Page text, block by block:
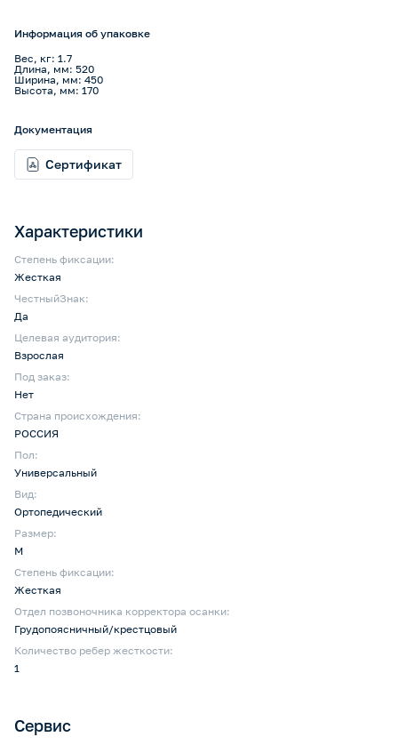
Характеристики
Степень фиксации:
Жесткая
ЧестныйЗнак:
Да
Целевая аудитория:
Взрослая
Под заказ:
Нет
Страна происхождения:
РОССИЯ
Пол:
Универсальный
Вид:
Ортопедический
Размер:
M
Степень фиксации:
Жесткая
Отдел позвоночника корректора осанки:
Грудопоясничный/крестцовый
Количество ребер жесткости:
1
Информация об упаковке
Вес, кг: 1.7
Длина, мм: 520
Ширина, мм: 450
Высота, мм: 170
Документация
Сертификат
Сервис